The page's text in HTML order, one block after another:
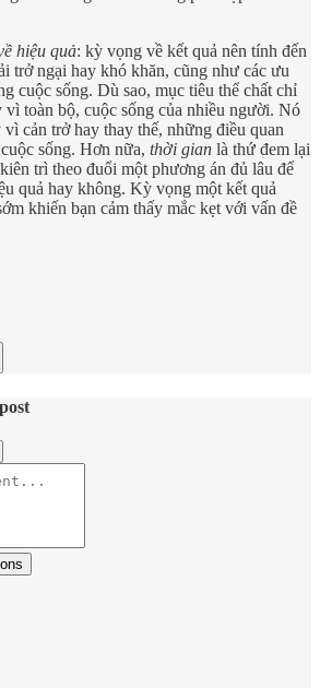
hiệu quả: kỳ vọng về kết quả nên tính đến
trở ngại hay khó khăn, cũng như các ưu
cuộc sống. Dù sao, mục tiêu thể chất chỉ
vì toàn bộ, cuộc sống của nhiều người. Nó
vì cản trở hay thay thế, những điều quan
sống. Hơn nữa, thời gian là thứ đem lại
trì theo đuổi một phương án đủ lâu để
quả hay không. Kỳ vọng một kết quả
khiến bạn cảm thấy mắc kẹt với vấn đề